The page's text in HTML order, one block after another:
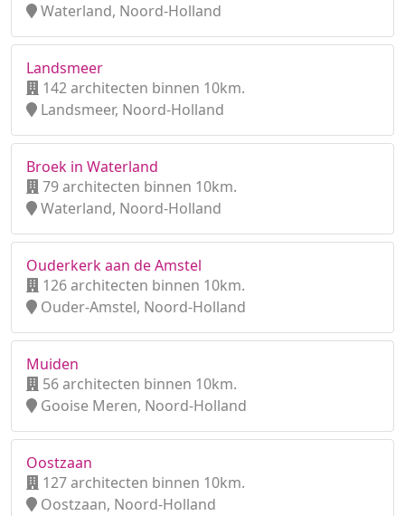
Waterland, Noord-Holland
Landsmeer
142 architecten binnen 10km.
Landsmeer, Noord-Holland
Broek in Waterland
79 architecten binnen 10km.
Waterland, Noord-Holland
Ouderkerk aan de Amstel
126 architecten binnen 10km.
Ouder-Amstel, Noord-Holland
Muiden
56 architecten binnen 10km.
Gooise Meren, Noord-Holland
Oostzaan
127 architecten binnen 10km.
Oostzaan, Noord-Holland